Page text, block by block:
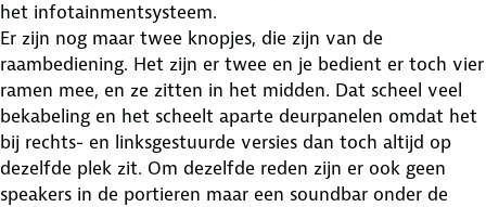
het infotainmentsysteem.
Er zijn nog maar twee knopjes, die zijn van de
raambediening. Het zijn er twee en je bedient er toch vier
ramen mee, en ze zitten in het midden. Dat scheel veel
bekabeling en het scheelt aparte deurpanelen omdat het
bij rechts- en linksgestuurde versies dan toch altijd op
dezelfde plek zit. Om dezelfde reden zijn er ook geen
speakers in de portieren maar een soundbar onder de